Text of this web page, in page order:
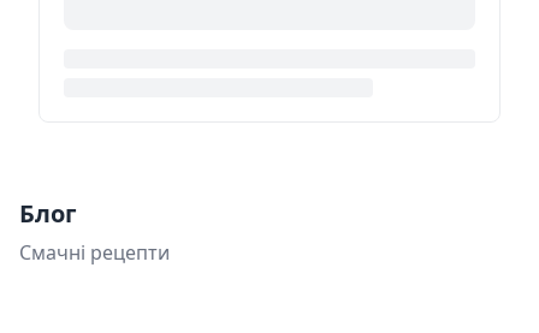
Блог
Смачні рецепти